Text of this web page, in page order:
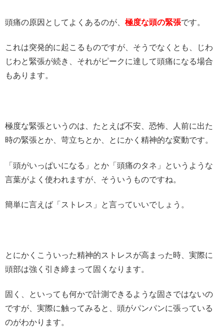
頭痛の原因としてよくあるのが、 極度な頭の緊張です。
これは突発的に起こるものですが、そうでなくとも、じわ
じわと緊張が続き、それがピークに達して頭痛になる場合
もあります。
極度な緊張というのは、たとえば不安、恐怖、人前に出た
時の緊張とか、苛立ちとか、とにかく精神的な変動です。
「頭がいっぱいになる」とか「頭痛のタネ」というような
言葉がよく使われますが、そういうものですね。
簡単に言えば「ストレス」と言っていいでしょう。
とにかくこういった精神的ストレスが高まった時、実際に
頭部は強く引き締まって固くなります。
固く、といっても何かで計測できるような固さではないの
ですが、実際に触ってみると、頭がパンパンに張っている
のがわかります。